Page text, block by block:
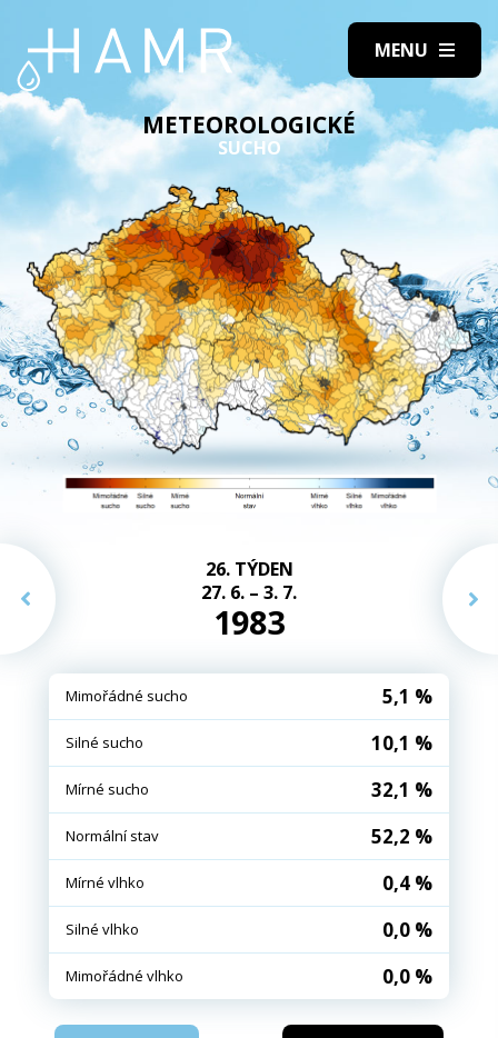
METEOROLOGICKÉ
SUCHO
26. TÝDEN
27. 6. – 3. 7.
1983
Mimořádné sucho 5,1 %
Silné sucho 10,1 %
Mírné sucho 32,1 %
Normální stav 52,2 %
Mírné vlhko 0,4 %
Silné vlhko 0,0 %
Mimořádné vlhko 0,0 %